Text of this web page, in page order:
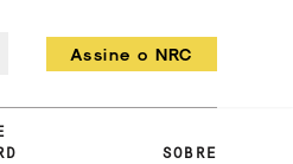
Assine o NRC
SOBRE